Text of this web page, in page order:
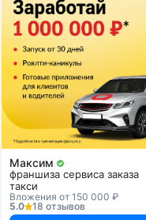
Максим
франшиза сервиса заказа
такси
Вложения от 150 000 ₽
5.0
18 отзывов